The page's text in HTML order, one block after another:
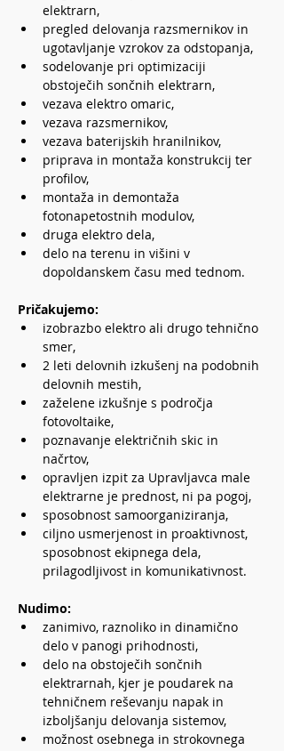
elektrarn,
pregled delovanja razsmernikov in
ugotavljanje vzrokov za odstopanja,
sodelovanje pri optimizaciji
obstoječih sončnih elektrarn,
vezava elektro omaric,
vezava razsmernikov,
vezava baterijskih hranilnikov,
priprava in montaža konstrukcij ter
profilov,
montaža in demontaža
fotonapetostnih modulov,
druga elektro dela,
delo na terenu in višini v
dopoldanskem času med tednom.
Pričakujemo:
izobrazbo elektro ali drugo tehnično
smer,
2 leti delovnih izkušenj na podobnih
delovnih mestih,
zaželene izkušnje s področja
fotovoltaike,
poznavanje električnih skic in
načrtov,
opravljen izpit za Upravljavca male
elektrarne je prednost, ni pa pogoj,
sposobnost samoorganiziranja,
ciljno usmerjenost in proaktivnost,
sposobnost ekipnega dela,
prilagodljivost in komunikativnost.
Nudimo:
zanimivo, raznoliko in dinamično
delo v panogi prihodnosti,
delo na obstoječih sončnih
elektrarnah, kjer je poudarek na
tehničnem reševanju napak in
izboljšanju delovanja sistemov,
možnost osebnega in strokovnega